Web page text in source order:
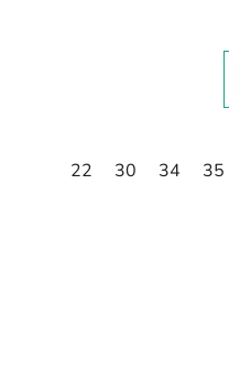
22 30 34 35